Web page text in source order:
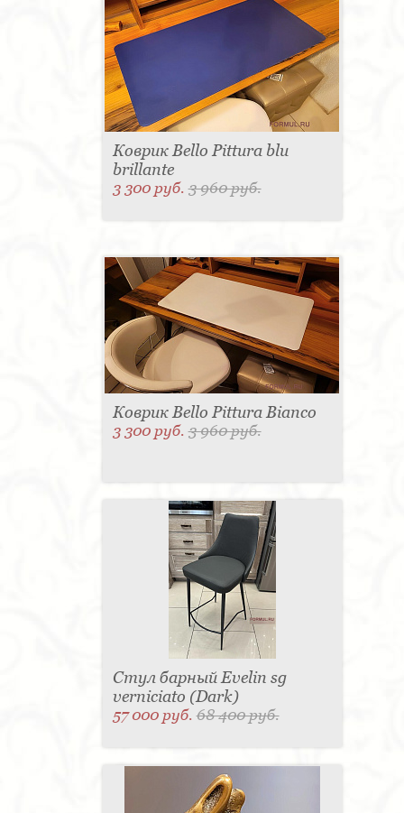
Коврик Bello Pittura blu
brillante
3 300 руб.3 960 руб.
Коврик Bello Pittura Bianco
3 300 руб.3 960 руб.
Стул барный Evelin sg
verniciato (Dark)
57 000 руб.68 400 руб.